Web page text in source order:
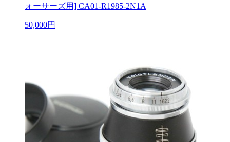
ォーサーズ用] CA01-R1985-2N1A
50,000円